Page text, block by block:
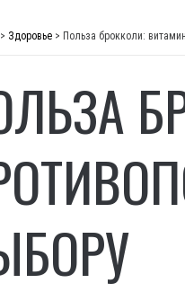
> Здоровье > Польза брокколи: